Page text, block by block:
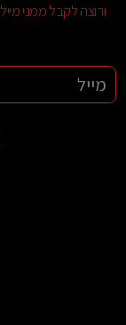
ורוצה לקבל ממני